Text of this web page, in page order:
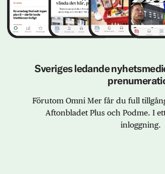
Sveriges ledande
Förutom Omni Mer får du full
Aftonbladet Plus och Podme. I
inloggning.